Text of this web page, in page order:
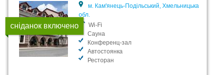
сніданок включено
м. Кам'янець-Подільський, Хмельницька
обл.
Wi-Fi
Сауна
Конференц-зал
Автостоянка
Ресторан